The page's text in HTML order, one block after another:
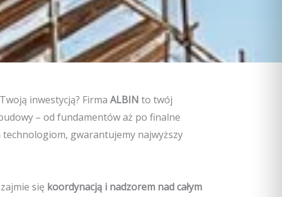
inwestycją? Firma ALBIN to twój
– od fundamentów aż po finalne
gwarantujemy najwyższy
się koordynacją i nadzorem nad całym